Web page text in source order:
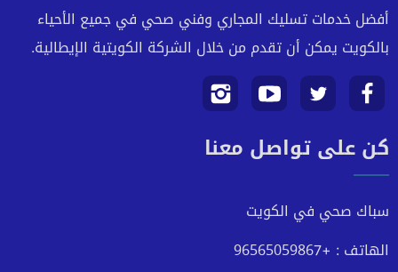
أفضل خدمات تسليك المجاري وفني صحي في جميع الأحياء
بالكويت يمكن أن تقدم من خلال الشركة الكويتية الإيطالية.
تابعنا
على
تابعنا
على
تابعنا
على
تابعنا
علىكن على تواصل معنا
سباك صحي في الكويت
الهاتف : +96565059867